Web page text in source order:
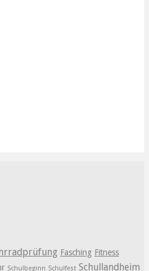
Fasching Fitness
Schulbeginn Schulfest Schullandheim